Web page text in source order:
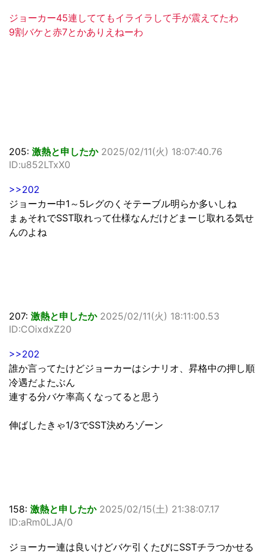
ジョーカー45連しててもイライラして手が震えてたわ
9割バケと赤7とかありえねーわ
205: 激熱と申したか 2025/02/11(火) 18:07:40.76
ID:u852LTxX0
>>202
ジョーカー中1～5レグのくそテーブル明らか多いしね
まぁそれでSST取れって仕様なんだけどまーじ取れる気せ
んのよね
207: 激熱と申したか 2025/02/11(火) 18:11:00.53
ID:COixdxZ20
>>202
誰か言ってたけどジョーカーはシナリオ、昇格中の押し順
冷遇だよたぶん
連する分バケ率高くなってると思う
伸ばしたきゃ1/3でSST決めろゾーン
158: 激熱と申したか 2025/02/15(土) 21:38:07.17
ID:aRm0LJA/0
ジョーカー連は良いけどバケ引くたびにSSTチラつかせる